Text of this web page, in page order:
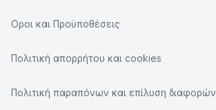
Οροι και Προϋποθέσεις
Πολιτική απορρήτου και cookies
Πολιτική παραπόνων και επίλυση διαφορών